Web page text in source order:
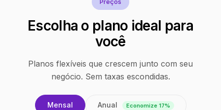
Escolha o plano ideal para
você
Planos flexíveis que crescem junto com seu
negócio. Sem taxas escondidas.
Mensal Anual Economize 17%